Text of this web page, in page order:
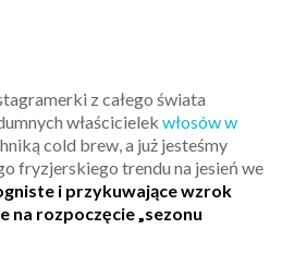
z całego świata
właścicielek włosów w
cold brew, a już jesteśmy
fryzjerskiego trendu na jesień we
i przykuwające wzrok
na rozpoczęcie „sezonu